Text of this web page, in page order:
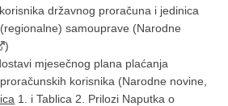
državnog proračuna i jedinica
samouprave (Narodne
)
mjesečnog plana plaćanja
korisnika (Narodne novine,
1. i Tablica 2. Prilozi Naputka o